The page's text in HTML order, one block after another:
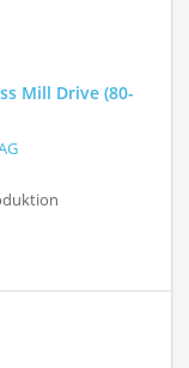
Mill Drive (80-